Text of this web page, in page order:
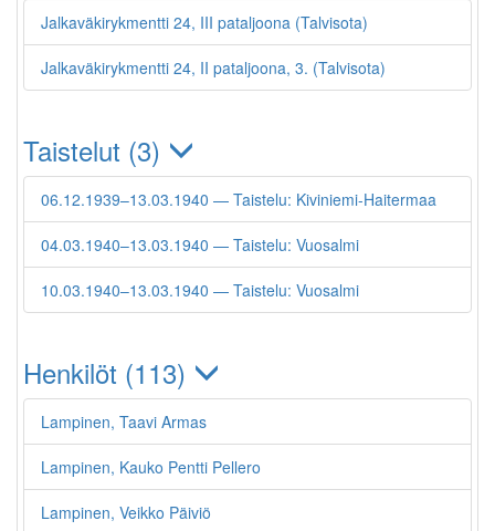
Jalkaväkirykmentti 24, III pataljoona (Talvisota)
Jalkaväkirykmentti 24, II pataljoona, 3. (Talvisota)
Taistelut (3)
06.12.1939–13.03.1940 — Taistelu: Kiviniemi-Haitermaa
04.03.1940–13.03.1940 — Taistelu: Vuosalmi
10.03.1940–13.03.1940 — Taistelu: Vuosalmi
Henkilöt (113)
Lampinen, Taavi Armas
Lampinen, Kauko Pentti Pellero
Lampinen, Veikko Päiviö